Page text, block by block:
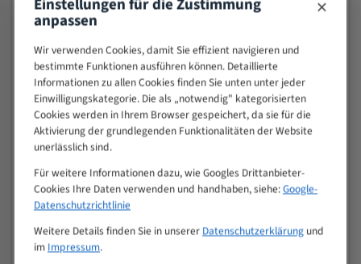
15
8/12 6/10
4/5
20
30
4/5
50
80
> 100
VOLLMATERIAL
M (mm)
Zoll (ZpZ))
>
25
10/14
15 - 40
8/12
25 - 50
Einstellungen für die Zustimmung
anpassen ×
Wir verwenden Cookies, damit Sie effizient navigieren und
bestimmte Funktionen ausführen können. Detaillierte
Informationen zu allen Cookies finden Sie unten unter jeder
Einwilligungskategorie. Die als „notwendig" kategorisierten
Cookies werden in Ihrem Browser gespeichert, da sie für die
Aktivierung der grundlegenden Funktionalitäten der Website
unerlässlich sind.
Für weitere Informationen dazu, wie Googles Drittanbieter-
Cookies Ihre Daten verwenden und handhaben, siehe:Google-
Datenschutzrichtlinie
Weitere Details finden Sie in unserer Datenschutzerklärungund
im Impressum.